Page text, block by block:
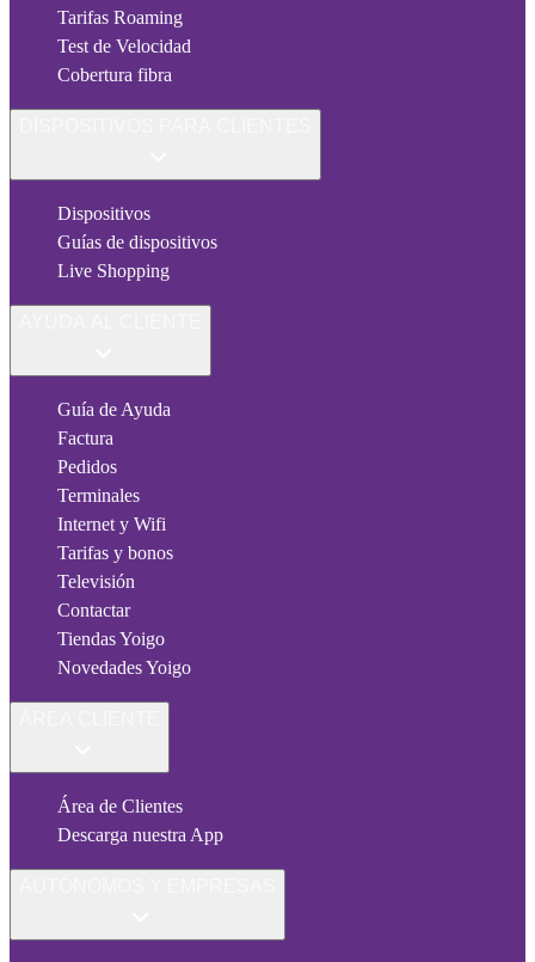
Tarifas Roaming
Test de Velocidad
Cobertura fibra
Dispositivos
Guías de dispositivos
Live Shopping
Guía de Ayuda
Factura
Pedidos
Terminales
Internet y Wifi
Tarifas y bonos
Televisión
Contactar
Tiendas Yoigo
Novedades Yoigo
Área de Clientes
Descarga nuestra App